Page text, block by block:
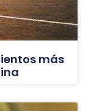
más